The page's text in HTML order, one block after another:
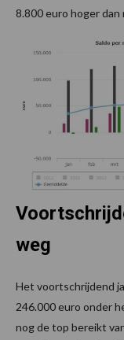
8.800 euro hoger dan
weg
Het voortschrijdend
246.000 euro onder
nog de top bereikt